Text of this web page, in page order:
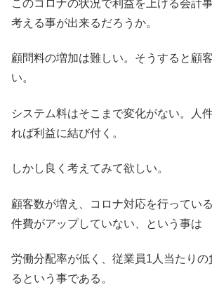
このコロナの状況で利益を上げる会計
考える事が出来るだろうか。
顧問料の増加は難しい。そうすると顧
い。
システム料はそこまで変化がない。人
れば利益に結び付く。
しかし良く考えてみて欲しい。
顧客数が増え、コロナ対応を行ってい
件費がアップしていない、という事は
労働分配率が低く、従業員1人当たりの
るという事である。